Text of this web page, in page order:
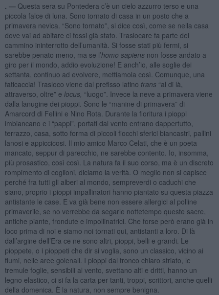
. — Questa sera su Pontedera c’è un cielo azzurro terso e una
piccola falce di luna. Sono tornato di casa in un posto che a
primavera nevica. “Sono tornato”, si dice così, come se nella casa
dove vai ad abitare ci fossi già stato. Traslocare fa parte del
cammino ininterrotto dell’umanità. Si fosse stati più fermi, si
sarebbe penato meno, ma se l’homo sapiensnon fosse andato a
giro per il mondo, addio evoluzione! E anch’io, alle soglie dei
settanta, continuo ad evolvere, mettiamola così. Comunque, una
faticaccia! Trasloco viene dal prefisso latino trans “al di là,
attraverso, oltre” e locus, “luogo”. Invece la neve a primavera viene
dalla lanugine dei pioppi. Sono le “manine di primavera” di
Amarcord di Fellini e Nino Rota. Durante la fioritura i pioppi
imbiancano e i “pappi”, portati dal vento entrano dappertutto,
terrazzo, casa, sotto forma di piccoli fiocchi sferici biancastri, pallini
lanosi e appiccicosi. Il mio amico Marco Celati, che è un poeta
mancato, seppur di parecchio, ne sarebbe contento. Io, insomma,
più prosastico, così così. La natura fa il suo corso, ma è un discreto
rompimento di coglioni, diciamo la verità. O meglio non si capisce
perché fra tutti gli alberi al mondo, sempreverdi o caduchi che
siano, proprio i pioppi impallinatori hanno piantato su questa piazza
antistante le case. E va già bene non essere allergici al polline
primaverile, se no verrebbe da segarle nottetempo queste sacre,
antiche piante, frondute e impollinatrici. Che forse però erano già in
loco prima di noi e siamo noi tornati qui, antistanti a loro. Di là
dall’argine dell’Era ce ne sono altri, pioppi, belli e grandi. Le
pioppete, o i pioppeti che dir si voglia, sono un classico, vicino ai
fiumi, nelle aree golenali. I pioppi dal tronco chiaro striato, le
tremule foglie, sensibili al vento, svettano alti e dritti, hanno un
legno elastico, ci si fa la carta per tanti, troppi, scrittori, anche quelli
della domenica. È la natura, non sempre benigna.